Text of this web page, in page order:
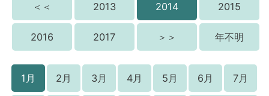
＜＜ 2013 2014 2015
2016 2017 ＞＞ 年不明
1月 2月 3月 4月 5月 6月 7月